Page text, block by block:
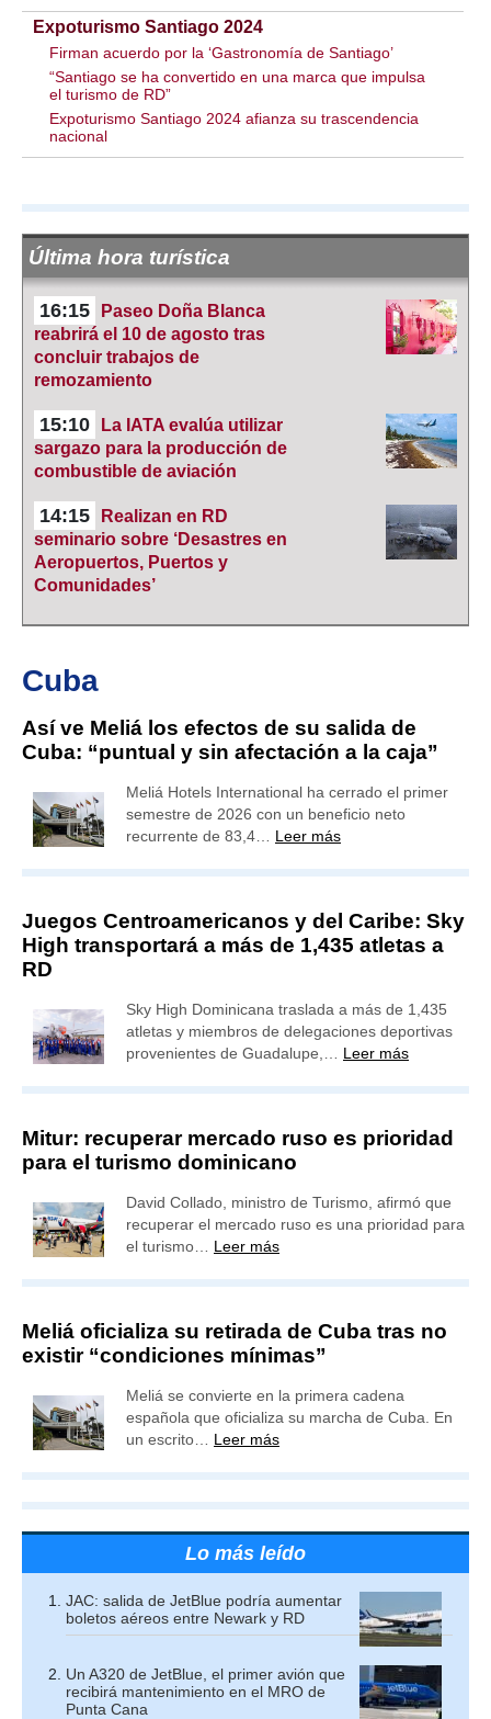
Expoturismo Santiago 2024
Firman acuerdo por la ‘Gastronomía de Santiago’
“Santiago se ha convertido en una marca que impulsa
el turismo de RD”
Expoturismo Santiago 2024 afianza su trascendencia
nacional
Última hora turística
16:15
Paseo Doña Blanca
reabrirá el 10 de agosto tras
concluir trabajos de
remozamiento
15:10
La IATA evalúa utilizar
sargazo para la producción de
combustible de aviación
14:15
Realizan en RD
seminario sobre ‘Desastres en
Aeropuertos, Puertos y
Comunidades’
Cuba
Así ve Meliá los efectos de su salida de
Cuba: “puntual y sin afectación a la caja”
Meliá Hotels International ha cerrado el primer
semestre de 2026 con un beneficio neto
recurrente de 83,4… Leer más
Juegos Centroamericanos y del Caribe: Sky
High transportará a más de 1,435 atletas a
RD
Sky High Dominicana traslada a más de 1,435
atletas y miembros de delegaciones deportivas
provenientes de Guadalupe,… Leer más
Mitur: recuperar mercado ruso es prioridad
para el turismo dominicano
David Collado, ministro de Turismo, afirmó que
recuperar el mercado ruso es una prioridad para
el turismo… Leer más
Meliá oficializa su retirada de Cuba tras no
existir “condiciones mínimas”
Meliá se convierte en la primera cadena
española que oficializa su marcha de Cuba. En
un escrito… Leer más
Lo más leído
JAC: salida de JetBlue podría aumentar
boletos aéreos entre Newark y RD
Un A320 de JetBlue, el primer avión que
recibirá mantenimiento en el MRO de
Punta Cana